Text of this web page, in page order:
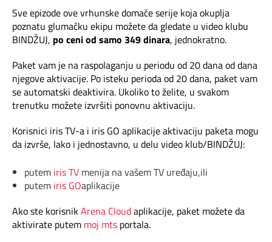
Sve epizode ove vrhunske domaće serije koja okuplja
poznatu glumačku ekipu možete da gledate u video klubu
BINDŽUJ, po ceni od samo 349 dinara, jednokratno.
Paket vam je na raspolaganju u periodu od 20 dana od dana
njegove aktivacije. Po isteku perioda od 20 dana, paket vam
se automatski deaktivira. Ukoliko to želite, u svakom
trenutku možete izvršiti ponovnu aktivaciju.
Korisnici iris TV-a i iris GO aplikacije aktivaciju paketa mogu
da izvrše, lako i jednostavno, u delu video klub/BINDŽUJ:
putem iris TV menija na vašem TV uređaju,ili
putem iris GOaplikacije
Ako ste korisnikArena Cloudaplikacije, paket možete da
aktivirate putem moj mts portala.